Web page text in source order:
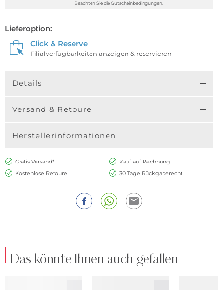
Beachten Sie die Gutscheinbedingungen.
Lieferoption:
Click & Reserve
Filialverfügbarkeiten anzeigen & reservieren
Details
Versand & Retoure
Herstellerinformationen
Gratis Versand*
Kauf auf Rechnung
Kostenlose Retoure
30 Tage Rückgaberecht
Das könnte Ihnen auch gefallen